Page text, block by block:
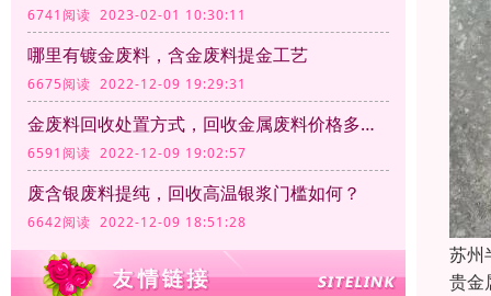
6741阅读 2023-02-01 10:30:11
哪里有镀金废料，含金废料提金工艺
6675阅读 2022-12-09 19:29:31
金废料回收处置方式，回收金属废料价格多少钱一公斤？
6591阅读 2022-12-09 19:02:57
废含银废料提纯，回收高温银浆门槛如何？
6642阅读 2022-12-09 18:51:28
苏州
贵金